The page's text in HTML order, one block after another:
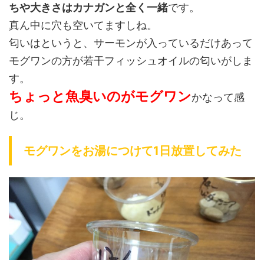
ちや大きさはカナガンと全く一緒です。
真ん中に穴も空いてますしね。
匂いはというと、サーモンが入っているだけあって
モグワンの方が若干フィッシュオイルの匂いがしま
す。
ちょっと魚臭いのがモグワンかなって感
じ。
モグワンをお湯につけて1日放置してみた